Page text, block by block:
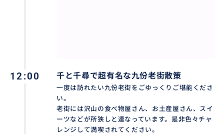
現地での行程や乗車・ピックアップ・下車場所なども
アレンジして差し上げます。
12:00 千と千尋で超有名な九份老街散策
一度は訪れたい九份老街をごゆっくりご堪能くださ
い。
老街には沢山の食べ物屋さん、お土産屋さん、スイ
ーツなどが所狭しと連なっています。是非色々チャ
レンジして満喫されてください。